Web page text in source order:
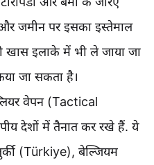
और जमीन पर इसका इस्तेमाल
खास इलाके में भी ले जाया जा
जा सकता है।
वेपन (Tactical
देशों में तैनात कर रखे हैं. ये
(Türkiye), बेल्जियम